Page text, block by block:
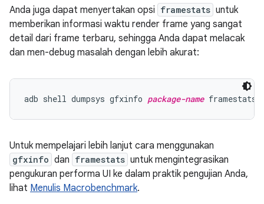
Anda juga dapat menyertakan opsi framestats untuk
memberikan informasi waktu render frame yang sangat
detail dari frame terbaru, sehingga Anda dapat melacak
dan men-debug masalah dengan lebih akurat:
adb shell dumpsys gfxinfo package-name
Untuk mempelajari lebih lanjut cara menggunakan
gfxinfo dan framestats untuk mengintegrasikan
pengukuran performa UI ke dalam praktik pengujian Anda,
lihat Menulis Macrobenchmark.